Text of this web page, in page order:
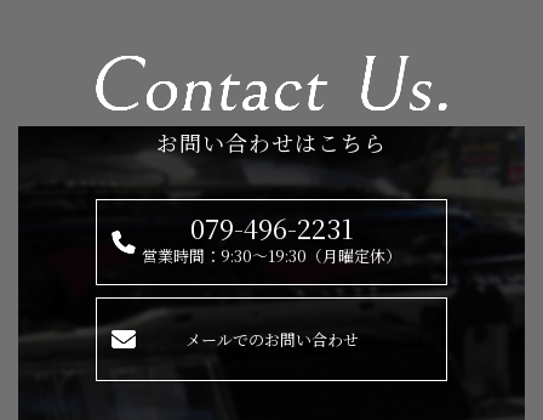
お問い合わせはこちら
079-496-2231
営業時間：9:30～19:30（月曜定休）
メールでのお問い合わせ